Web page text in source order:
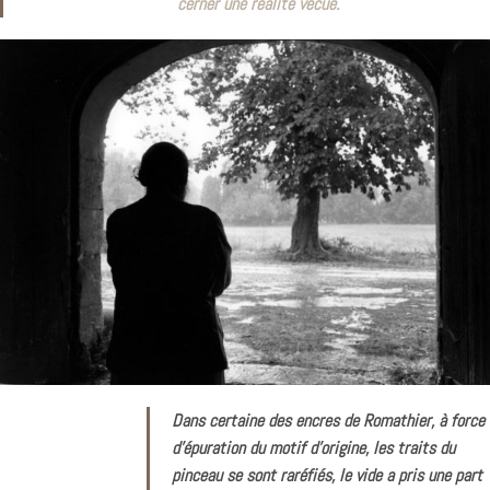
Dans certaine des encres de Romathier, à force
d’épuration du motif d’origine, les traits du
pinceau se sont raréfiés, le vide a pris une part